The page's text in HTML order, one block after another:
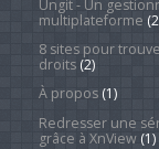
Ungit - Un
multiplateforme
8 sites pour
droits(2)
À propos(1)
Redresser une
grâce à XnView(1)